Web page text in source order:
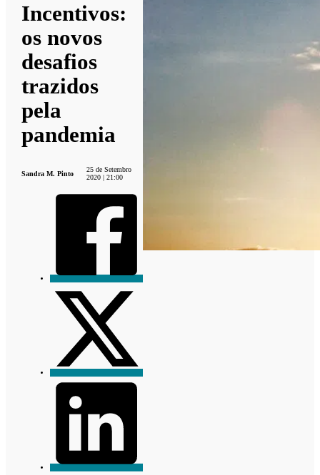
Incentivos:
os novos
desafios
trazidos
pela
pandemia
Sandra M. Pinto
25 de Setembro
2020 | 21:00